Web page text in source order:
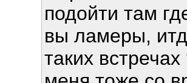
подойти там
вы ламеры,
таких